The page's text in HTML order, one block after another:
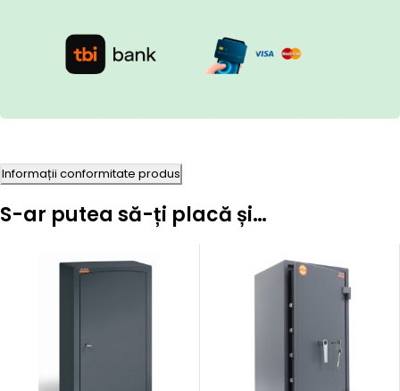
Informații conformitate produs
S-ar putea să-ți placă și…